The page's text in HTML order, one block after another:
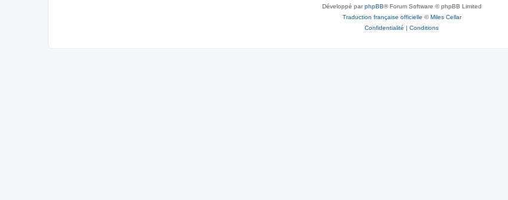
Développé parphpBB® Forum Software © phpBB Limited
Traduction française officielle ©Miles Cellar
Confidentialité | Conditions